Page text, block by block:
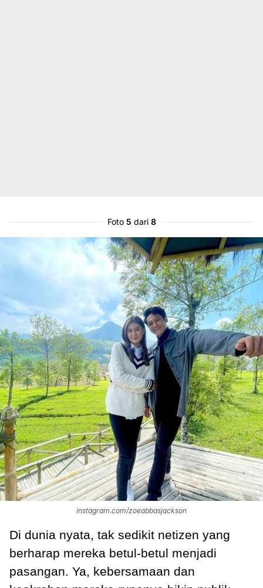
Foto 5 dari 8
instagram.com/zoeabbasjackson
Di dunia nyata, tak sedikit netizen yang
berharap mereka betul-betul menjadi
pasangan. Ya, kebersamaan dan